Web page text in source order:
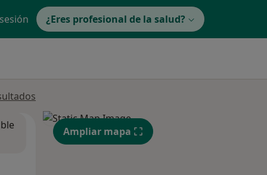
¿Eres profesional de la salud?
Ampliar mapa